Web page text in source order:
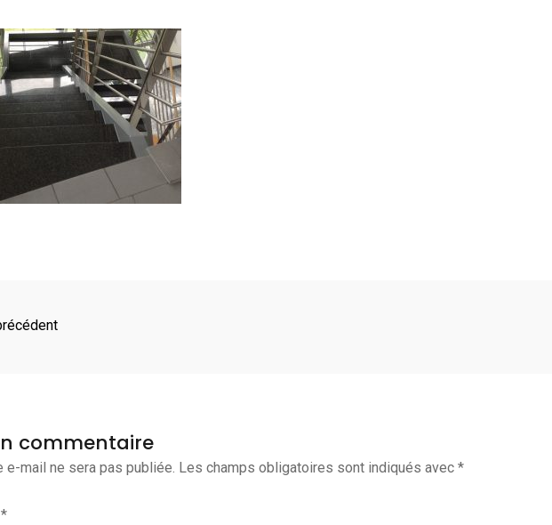
commentaire
e-mail ne sera pas publiée. Les champs obligatoires sont indiqués avec *
*